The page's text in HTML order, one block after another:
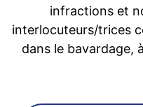
infractions et
interlocuteurs/trices
dans le bavardage,